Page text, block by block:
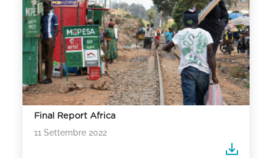
Final Report Africa
11 Settembre 2022